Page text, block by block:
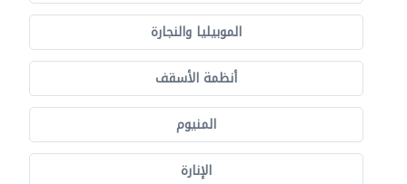
الموبيليا والنجارة
أنظمة الأسقف
المنيوم
الإنارة